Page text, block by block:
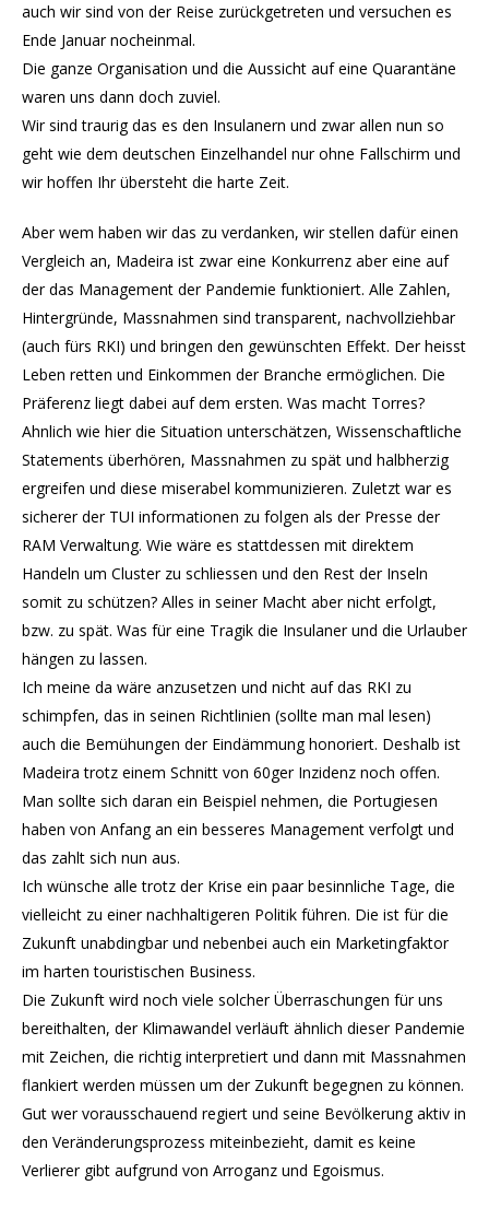
auch wir sind von der Reise zurückgetreten und versuchen es
Ende Januar nocheinmal.
Die ganze Organisation und die Aussicht auf eine Quarantäne
waren uns dann doch zuviel.
Wir sind traurig das es den Insulanern und zwar allen nun so
geht wie dem deutschen Einzelhandel nur ohne Fallschirm und
wir hoffen Ihr übersteht die harte Zeit.
Aber wem haben wir das zu verdanken, wir stellen dafür einen
Vergleich an, Madeira ist zwar eine Konkurrenz aber eine auf
der das Management der Pandemie funktioniert. Alle Zahlen,
Hintergründe, Massnahmen sind transparent, nachvollziehbar
(auch fürs RKI) und bringen den gewünschten Effekt. Der heisst
Leben retten und Einkommen der Branche ermöglichen. Die
Präferenz liegt dabei auf dem ersten. Was macht Torres?
Ahnlich wie hier die Situation unterschätzen, Wissenschaftliche
Statements überhören, Massnahmen zu spät und halbherzig
ergreifen und diese miserabel kommunizieren. Zuletzt war es
sicherer der TUI informationen zu folgen als der Presse der
RAM Verwaltung. Wie wäre es stattdessen mit direktem
Handeln um Cluster zu schliessen und den Rest der Inseln
somit zu schützen? Alles in seiner Macht aber nicht erfolgt,
bzw. zu spät. Was für eine Tragik die Insulaner und die Urlauber
hängen zu lassen.
Ich meine da wäre anzusetzen und nicht auf das RKI zu
schimpfen, das in seinen Richtlinien (sollte man mal lesen)
auch die Bemühungen der Eindämmung honoriert. Deshalb ist
Madeira trotz einem Schnitt von 60ger Inzidenz noch offen.
Man sollte sich daran ein Beispiel nehmen, die Portugiesen
haben von Anfang an ein besseres Management verfolgt und
das zahlt sich nun aus.
Ich wünsche alle trotz der Krise ein paar besinnliche Tage, die
vielleicht zu einer nachhaltigeren Politik führen. Die ist für die
Zukunft unabdingbar und nebenbei auch ein Marketingfaktor
im harten touristischen Business.
Die Zukunft wird noch viele solcher Überraschungen für uns
bereithalten, der Klimawandel verläuft ähnlich dieser Pandemie
mit Zeichen, die richtig interpretiert und dann mit Massnahmen
flankiert werden müssen um der Zukunft begegnen zu können.
Gut wer vorausschauend regiert und seine Bevölkerung aktiv in
den Veränderungsprozess miteinbezieht, damit es keine
Verlierer gibt aufgrund von Arroganz und Egoismus.